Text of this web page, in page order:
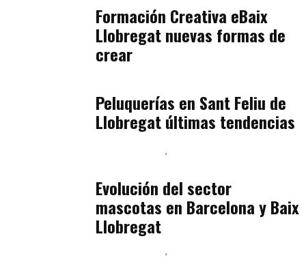
Formación Creativa eBaix
Llobregat nuevas formas de
crear
Peluquerías en Sant Feliu de
Llobregat últimas tendencias
Evolución del sector
mascotas en Barcelona y Baix
Llobregat